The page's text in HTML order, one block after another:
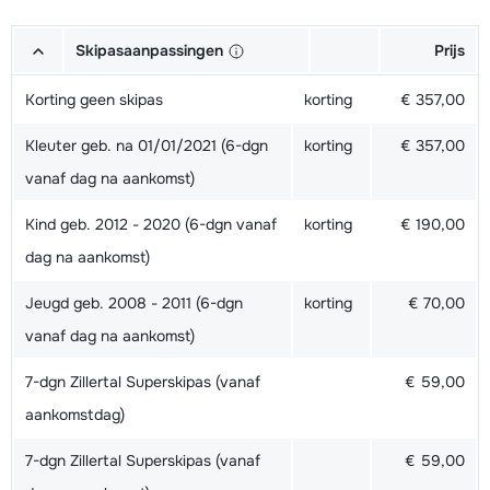
Skipasaanpassingen Prijs
Korting geen skipas korting € 357,00
Kleuter geb. na 01/01/2021 (6-dgn
vanaf dag na aankomst)
korting € 357,00
Kind geb. 2012 - 2020 (6-dgn vanaf
dag na aankomst)
korting € 190,00
Jeugd geb. 2008 - 2011 (6-dgn
vanaf dag na aankomst)
korting € 70,00
7-dgn Zillertal Superskipas (vanaf
aankomstdag)
€ 59,00
7-dgn Zillertal Superskipas (vanaf
€ 59,00